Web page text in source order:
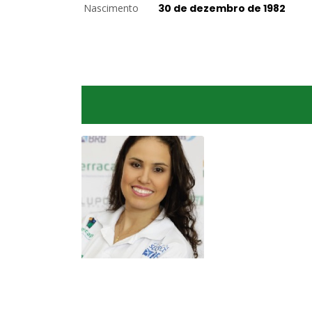
Nascimento 30 de dezembro de 1982